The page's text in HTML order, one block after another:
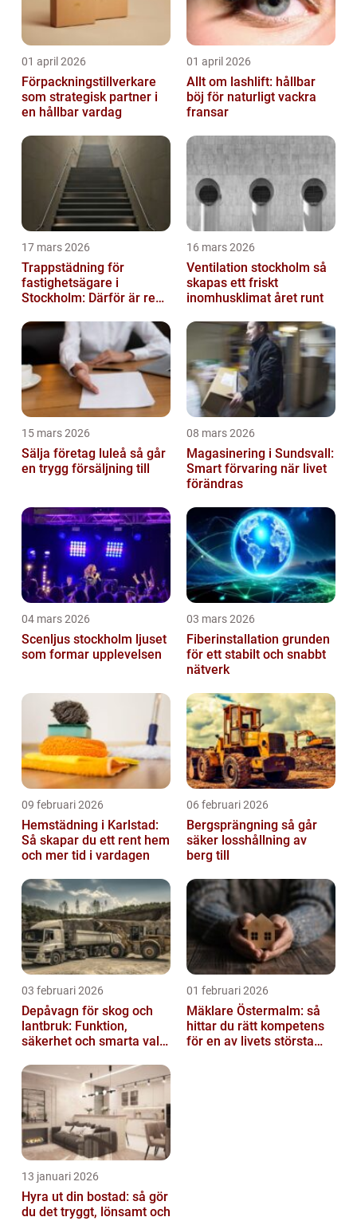
01 april 2026
Förpackningstillverkare
som strategisk partner i
en hållbar vardag
01 april 2026
Allt om lashlift: hållbar
böj för naturligt vackra
fransar
17 mars 2026
Trappstädning för
fastighetsägare i
Stockholm: Därför är rena
investering
16 mars 2026
Ventilation stockholm så
skapas ett friskt
inomhusklimat året runt
15 mars 2026
Sälja företag luleå så går
en trygg försäljning till
08 mars 2026
Magasinering i Sundsvall:
Smart förvaring när livet
förändras
04 mars 2026
Scenljus stockholm ljuset
som formar upplevelsen
03 mars 2026
Fiberinstallation grunden
för ett stabilt och snabbt
nätverk
09 februari 2026
Hemstädning i Karlstad:
Så skapar du ett rent hem
och mer tid i vardagen
06 februari 2026
Bergsprängning så går
säker losshållning av
berg till
03 februari 2026
Depåvagn för skog och
lantbruk: Funktion,
säkerhet och smarta val
01 februari 2026
Mäklare Östermalm: så
hittar du rätt kompetens
för en av livets största
13 januari 2026
Hyra ut din bostad: så gör
du det tryggt, lönsamt och